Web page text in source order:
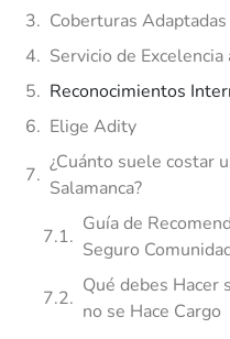
Coberturas
Servicio de
Reconocimientos
Elige Adity
¿Cuánto suele costar
Salamanca?
Guía de
Seguro
Qué debes Hacer
no se Hace Cargo